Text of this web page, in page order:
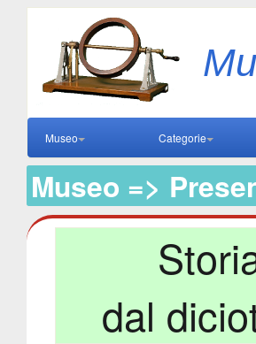
Museo Categorie
Museo =>
dal